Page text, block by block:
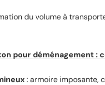
du volume à
pour déménagement :
: armoire imposante,